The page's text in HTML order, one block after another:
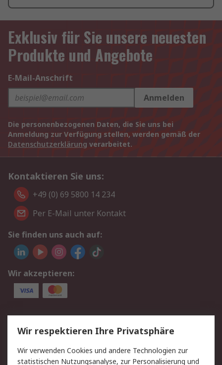
Exklusiv für Sie unsere neuesten
Produkte und Angebote
E-Mail-Anschrift
Anmelden
Die personenbezogenen Daten, die Sie uns bei
Anmeldung zur Verfügung stellen, werden gemäß der
Datenschutzerklärung verarbeitet.
Kontaktieren Sie uns:
+49 (0) 69 5800 14 234
Per E-Mail unter Kontakt
Sie finden uns auch auf:
Wir akzeptieren:
Service
Value Added Services
Lieferlösungen
Rücksendungen
Kontakt
Wir respektieren Ihre Privatsphäre
Wir verwenden Cookies und andere Technologien zur
statistischen Nutzungsanalyse, zur Personalisierung und